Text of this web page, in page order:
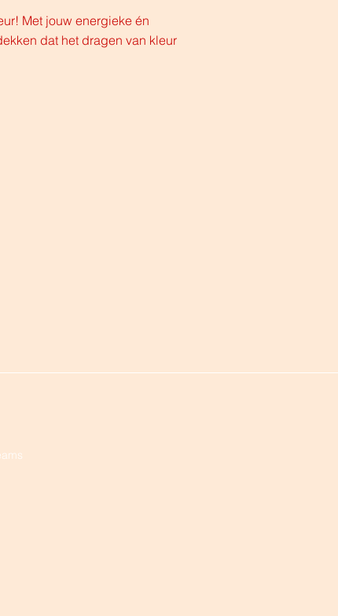
Met jouw energieke én
dat het dragen van kleur